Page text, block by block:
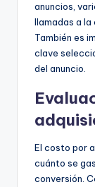
anuncios,
llamadas a la
También es
clave
del anuncio.
El costo por
cuánto se
conversión.